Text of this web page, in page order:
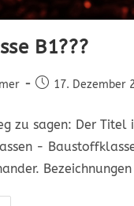
B1???
17. Dezember
zu sagen: Der Titel
-